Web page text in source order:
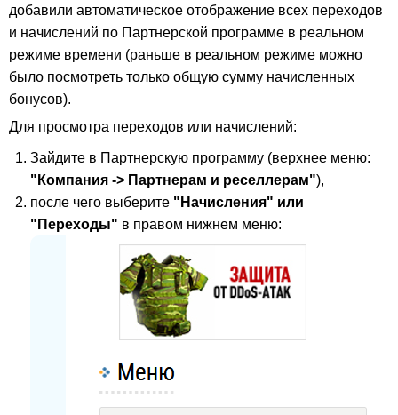
добавили автоматическое отображение всех переходов
и начислений по Партнерской программе в реальном
режиме времени (раньше в реальном режиме можно
было посмотреть только общую сумму начисленных
бонусов).
Для просмотра переходов или начислений:
Зайдите в Партнерскую программу (верхнее меню:
"Компания -> Партнерам и реселлерам"),
после чего выберите "Начисления" или
"Переходы" в правом нижнем меню: